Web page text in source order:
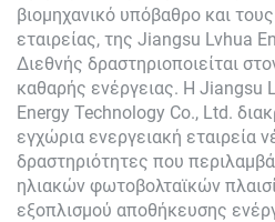
βιομηχανικό υπόβαθρο και
εταιρείας, της Jiangsu Lvhua
Διεθνής δραστηριοποιείται
καθαρής ενέργειας. Η Jiangsu
Energy Technology Co., Ltd.
εγχώρια ενεργειακή εταιρεία
δραστηριότητες που
ηλιακών φωτοβολταϊκών
εξοπλισμού αποθήκευσης